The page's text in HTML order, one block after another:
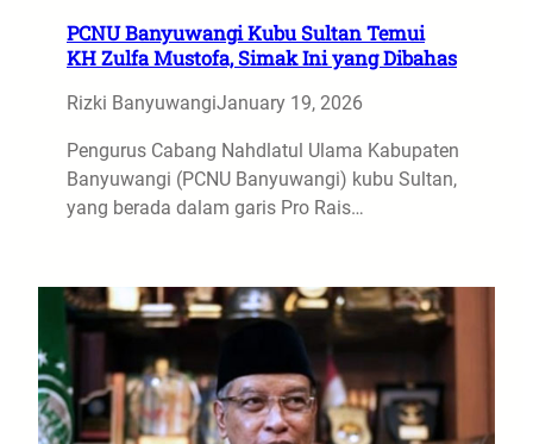
PCNU Banyuwangi Kubu Sultan Temui
KH Zulfa Mustofa, Simak Ini yang Dibahas
Rizki BanyuwangiJanuary 19, 2026
Pengurus Cabang Nahdlatul Ulama Kabupaten
Banyuwangi (PCNU Banyuwangi) kubu Sultan,
yang berada dalam garis Pro Rais…